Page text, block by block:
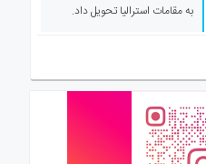
به مقامات استرالیا تحویل داد.